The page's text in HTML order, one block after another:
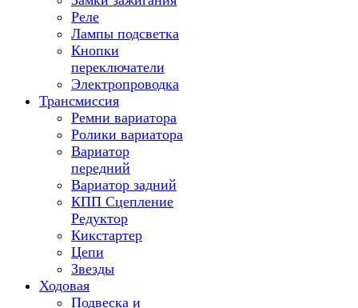
Реле
Лампы подсветка
Кнопки
переключатели
Электропроводка
Трансмиссия
Ремни вариатора
Ролики вариатора
Вариатор
передний
Вариатор задний
КПП Сцепление
Редуктор
Кикстартер
Цепи
Звезды
Ходовая
Подвеска и